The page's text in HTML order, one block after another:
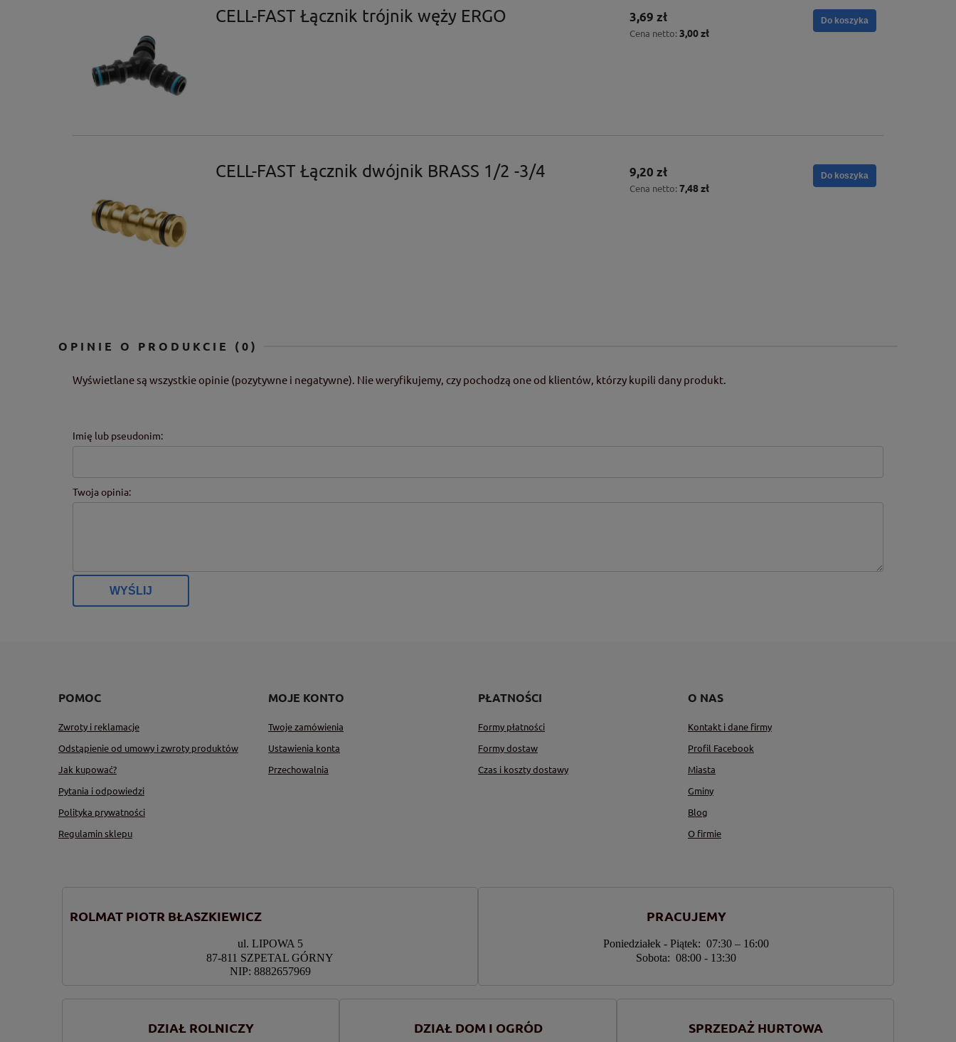
CELL-FAST Łącznik trójnik węży ERGO 3,69 zł
Cena netto: 3,00 zł
Do koszyka
CELL-FAST Łącznik dwójnik BRASS 1/2 -3/4 9,20 zł
Cena netto: 7,48 zł
Do koszyka
OPINIE O PRODUKCIE (0)
Wyświetlane są wszystkie opinie (pozytywne i negatywne). Nie weryfikujemy, czy pochodzą one od klientów, którzy kupili dany produkt.
Imię lub pseudonim:
Twoja opinia:
WYŚLIJ
POMOC
Zwroty i reklamacje
Odstąpienie od umowy i zwroty produktów
Jak kupować?
Pytania i odpowiedzi
Polityka prywatności
Regulamin sklepu
MOJE KONTO
Twoje zamówienia
Ustawienia konta
Przechowalnia
PŁATNOŚCI
Formy płatności
Formy dostaw
Czas i koszty dostawy
O NAS
Kontakt i dane firmy
Profil Facebook
Miasta
Gminy
Blog
O firmie
ROLMAT PIOTR BŁASZKIEWICZ
ul. LIPOWA 5
87-811 SZPETAL GÓRNY
NIP: 8882657969
PRACUJEMY
Poniedziałek - Piątek: 07:30 – 16:00
Sobota: 08:00 - 13:30
DZIAŁ ROLNICZY DZIAŁ DOM I OGRÓD SPRZEDAŻ HURTOWA